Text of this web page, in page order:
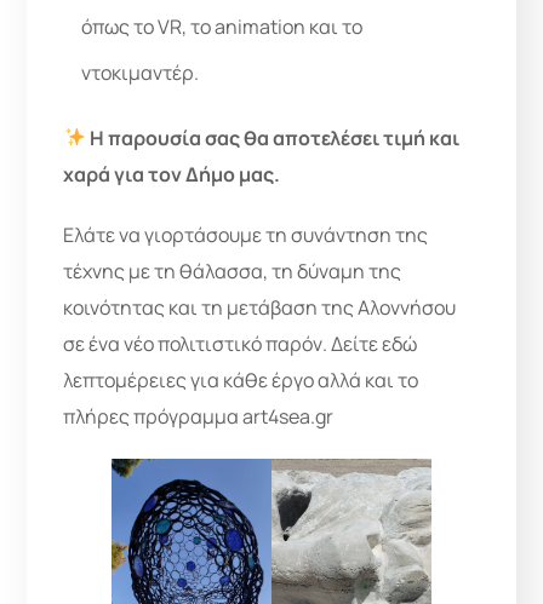
όπως το VR, το animation και το
ντοκιμαντέρ.
Η παρουσία σας θα αποτελέσει τιμή και
χαρά για τον Δήμο μας.
Ελάτε να γιορτάσουμε τη συνάντηση της
τέχνης με τη θάλασσα, τη δύναμη της
κοινότητας και τη μετάβαση της Αλοννήσου
σε ένα νέο πολιτιστικό παρόν. Δείτε εδώ
λεπτομέρειες για κάθε έργο αλλά και το
πλήρες πρόγραμμα art4sea.gr